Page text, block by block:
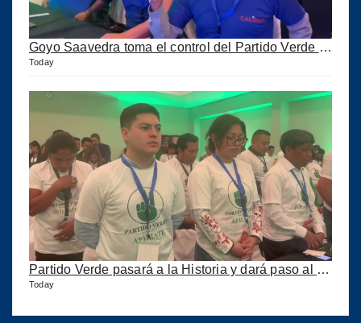
Today
Partido Verde pasará a la Historia y dará paso al Partido Calidad
Today